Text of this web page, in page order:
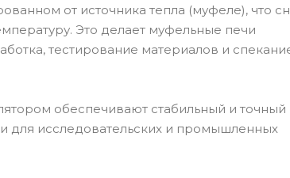
от источника тепла (муфеле), что
Это делает муфельные печи
тестирование материалов и
обеспечивают стабильный и точный
для исследовательских и промышленных